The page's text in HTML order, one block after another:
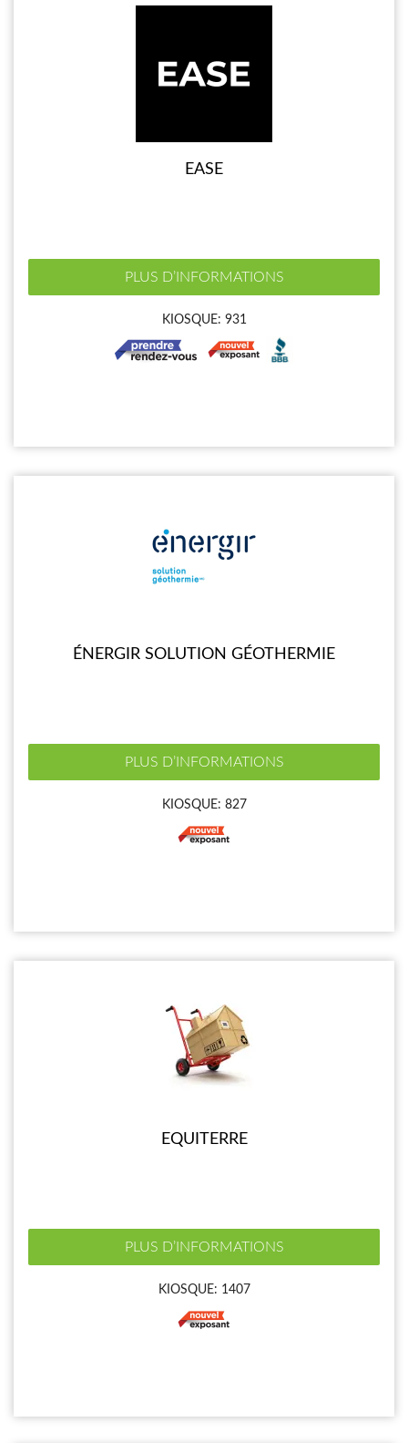
EASE
PLUS D’INFORMATIONS
KIOSQUE: 931
ÉNERGIR SOLUTION GÉOTHERMIE
PLUS D’INFORMATIONS
KIOSQUE: 827
EQUITERRE
PLUS D’INFORMATIONS
KIOSQUE: 1407